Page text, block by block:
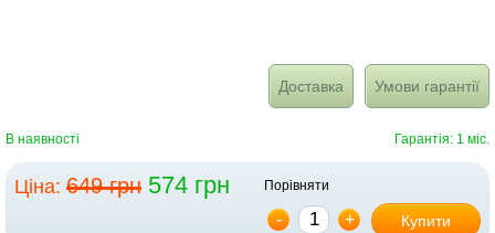
Доставка Умови гарантії
В наявності Гарантія: 1 міс.
Ціна: 649 грн 574 грн Порівняти
- + Купити